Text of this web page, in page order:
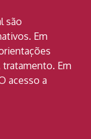
são
Em
tratamento. Em
acesso a